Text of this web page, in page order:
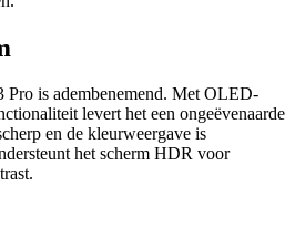
Pro is adembenemend. Met OLED-
levert het een ongeëvenaarde
en de kleurweergave is
het scherm HDR voor